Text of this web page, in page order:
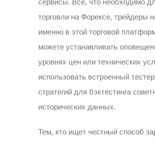
торговли на Форексе, трейдеры
именно в этой торговой
можете устанавливать
уровнях цен или технических
использовать встроенный тестер
стратегий для бэктестинга
исторических данных.
Тем, кто ищет честный способ